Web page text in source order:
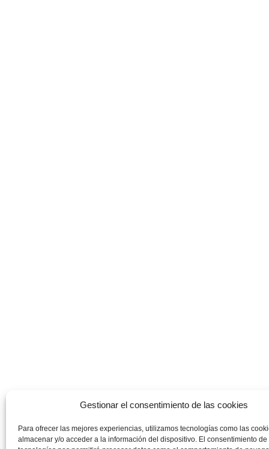
Gestionar el consentimiento de las cookies
Para ofrecer las mejores experiencias, utilizamos tecnologías como las
almacenar y/o acceder a la información del dispositivo. El consentimiento de